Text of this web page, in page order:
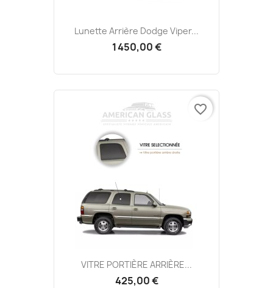
Lunette Arrière Dodge Viper...
1 450,00 €
VITRE PORTIÈRE ARRIÈRE...
425,00 €
favorite_border